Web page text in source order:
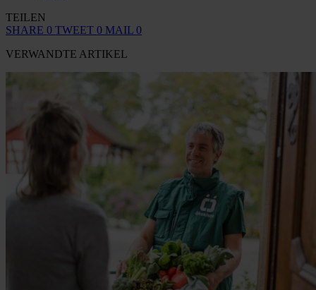
TEILEN
SHARE 0 TWEET 0 MAIL 0
VERWANDTE ARTIKEL